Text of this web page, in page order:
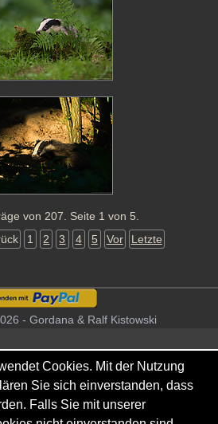
von 207. Seite 1 von 5.
1 2 3 4 5 Vor Letzte
- Gordana & Ralf Kistowski
Cookies. Mit der Nutzung
Sie sich einverstanden, dass
Falls Sie mit unserer